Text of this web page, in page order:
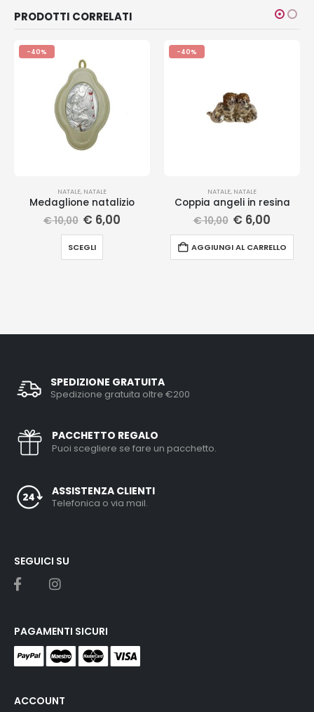
PRODOTTI CORRELATI
-40%
NATALE, NATALE
Medaglione natalizio
€10,00 € 6,00
SCEGLI
-40%
NATALE, NATALE
Coppia angeli in resina
€10,00 € 6,00
AGGIUNGI AL CARRELLO
SPEDIZIONE GRATUITA
Spedizione gratuita oltre €200
PACCHETTO REGALO
Puoi scegliere se fare un pacchetto.
ASSISTENZA CLIENTI
Telefonica o via mail.
ACCOUNT
SEGUICI SU
PAGAMENTI SICURI